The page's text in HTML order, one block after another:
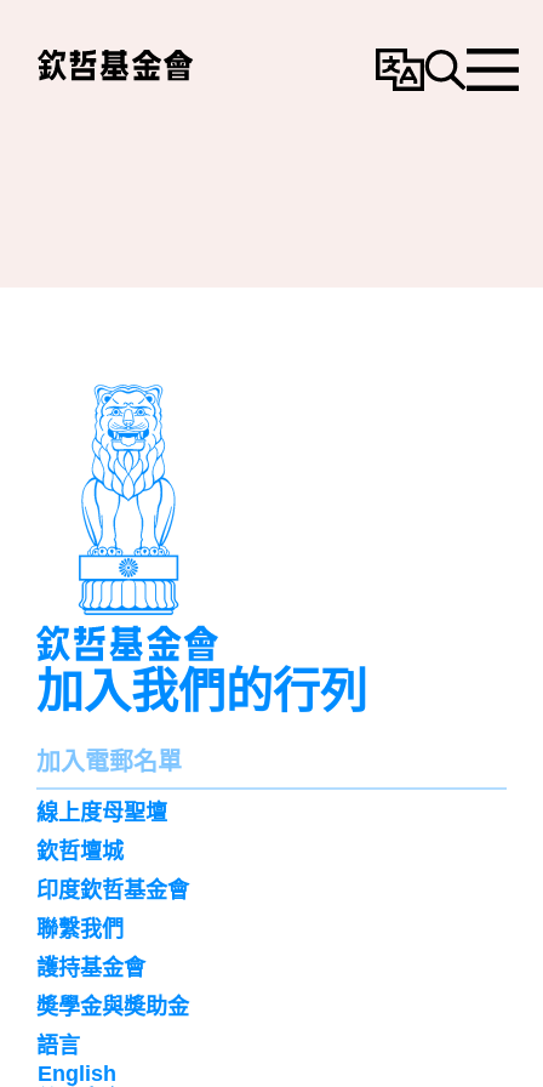
變
搜
選
加入我們的行列
名
字
加入電郵名單
訌
閱
線上度母聖壇
欽哲壇城
印度欽哲基金會
聯繫我們
護持基金會
奬學金與奬助金
語言
English